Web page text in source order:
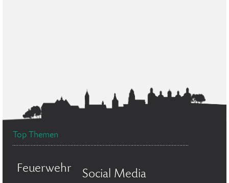
Top Themen
Feuerwehr Social Media